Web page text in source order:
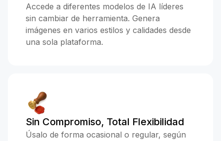
Accede a diferentes modelos de IA líderes
sin cambiar de herramienta. Genera
imágenes en varios estilos y calidades desde
una sola plataforma.
Sin Compromiso, Total Flexibilidad
Úsalo de forma ocasional o regular, según